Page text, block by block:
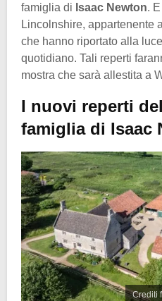
famiglia di Isaac Newton.
Lincolnshire, appartenente
che hanno riportato alla
quotidiano. Tali reperti
mostra che sarà allestita a
I nuovi reperti
famiglia di Isaac
Crediti